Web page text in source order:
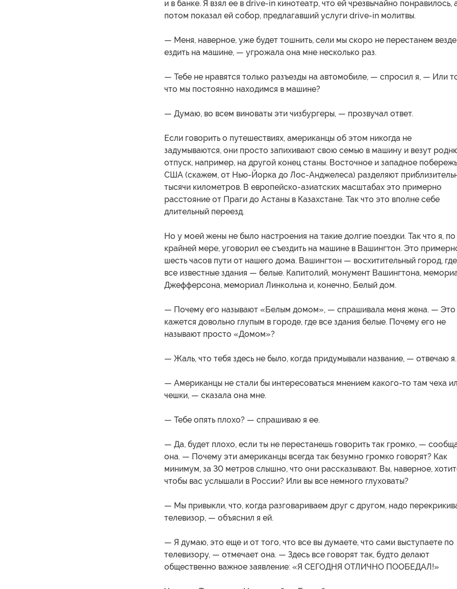
и в банке. Я взял ее в drive-in кинотеатр, что ей чрезвычайно понравилось,
потом показал ей собор, предлагавший услуги drive-in молитвы.
— Меня, наверное, уже будет тошнить, сели мы скоро не перестанем везде
ездить на машине, — угрожала она мне несколько раз.
— Тебе не нравятся только разъезды на автомобиле, — спросил я, — Или
что мы постоянно находимся в машине?
— Думаю, во всем виноваты эти чизбургеры, — прозвучал ответ.
Если говорить о путешествиях, американцы об этом никогда не
задумываются, они просто запихивают свою семью в машину и везут
отпуск, например, на другой конец станы. Восточное и западное
США (скажем, от Нью-Йорка до Лос-Анджелеса) разделяют
тысячи километров. В европейско-азиатских масштабах это примерно
расстояние от Праги до Астаны в Казахстане. Так что это вполне себе
длительный переезд.
Но у моей жены не было настроения на такие долгие поездки. Так что я, по
крайней мере, уговорил ее съездить на машине в Вашингтон. Это
шесть часов пути от нашего дома. Вашингтон — восхитительный город, где
все известные здания — белые. Капитолий, монумент Вашингтона,
Джефферсона, мемориал Линкольна и, конечно, Белый дом.
— Почему его называют «Белым домом», — спрашивала меня жена. — Это
кажется довольно глупым в городе, где все здания белые. Почему его не
называют просто «Домом»?
— Жаль, что тебя здесь не было, когда придумывали название, — отвечаю я.
— Американцы не стали бы интересоваться мнением какого-то там чеха
чешки, — сказала она мне.
— Тебе опять плохо? — спрашиваю я ее.
— Да, будет плохо, если ты не перестанешь говорить так громко, —
она. — Почему эти американцы всегда так безумно громко говорят? Как
минимум, за 30 метров слышно, что они рассказывают. Вы, наверное,
чтобы вас услышали в России? Или вы все немного глуховаты?
— Мы привыкли, что, когда разговариваем друг с другом, надо
телевизор, — объяснил я ей.
— Я думаю, это еще и от того, что все вы думаете, что сами выступаете по
телевизору, — отмечает она. — Здесь все говорят так, будто делают
общественно важное заявление: «Я СЕГОДНЯ ОТЛИЧНО ПООБЕДАЛ!»